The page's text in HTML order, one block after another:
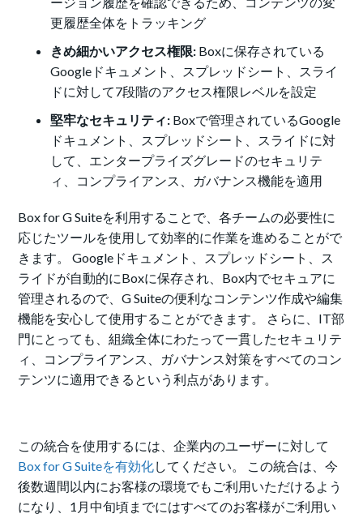
更履歴全体をトラッキング
きめ細かいアクセス権限: Boxに保存されている
Googleドキュメント、スプレッドシート、スライ
ドに対して7段階のアクセス権限レベルを設定
堅牢なセキュリティ: Boxで管理されているGoogle
ドキュメント、スプレッドシート、スライドに対
して、エンタープライズグレードのセキュリテ
ィ、コンプライアンス、ガバナンス機能を適用
Box for G Suiteを利用することで、各チームの必要性に
応じたツールを使用して効率的に作業を進めることがで
きます。 Googleドキュメント、スプレッドシート、ス
ライドが自動的にBoxに保存され、Box内でセキュアに
管理されるので、G Suiteの便利なコンテンツ作成や編集
機能を安心して使用することができます。 さらに、IT部
門にとっても、組織全体にわたって一貫したセキュリテ
ィ、コンプライアンス、ガバナンス対策をすべてのコン
テンツに適用できるという利点があります。
この統合を使用するには、企業内のユーザーに対して
Box for G Suiteを有効化してください。 この統合は、今
後数週間以内にお客様の環境でもご利用いただけるよう
になり、1月中旬頃までにはすべてのお客様がご利用い